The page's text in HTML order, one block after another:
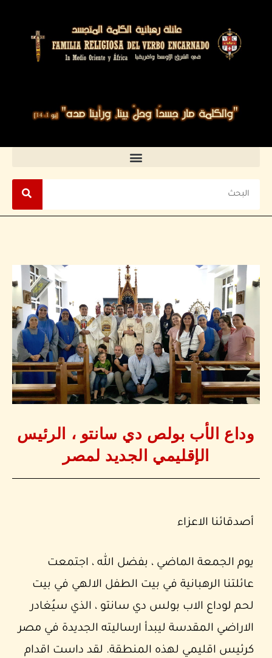
وداع الأب بولص دي سانتو ، الرئيس
الإقليمي الجديد لمصر
أصدقائنا الاعزاء
يوم الجمعة الماضي ، بفضل الله ، اجتمعت
عائلتنا الرهبانية في بيت الطفل الالهي في بيت
لحم لوداع الاب بولس دي سانتو ، الذي سيُغادر
الاراضي المقدسة ليبدأ ارساليته الجديدة في مصر
كرئيس اقليمي لهذه المنطقة. لقد داست اقدام